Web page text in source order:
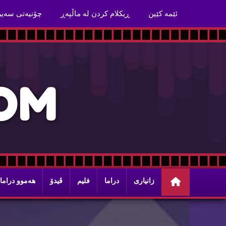
ئێمه‌ كێین ڕیكلام كردن له‌ ماڵپه‌ڕ چۆنیه‌تی
M
زانیاری دراما فلیم ڤیدۆ هه‌موو